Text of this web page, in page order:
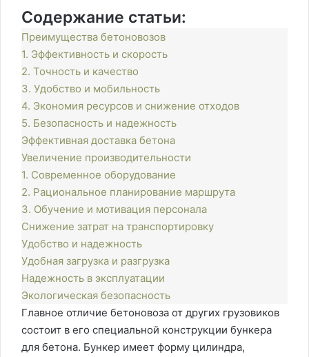
Содержание статьи:
Преимущества бетоновозов
1. Эффективность и скорость
2. Точность и качество
3. Удобство и мобильность
4. Экономия ресурсов и снижение отходов
5. Безопасность и надежность
Эффективная доставка бетона
Увеличение производительности
1. Современное оборудование
2. Рациональное планирование маршрута
3. Обучение и мотивация персонала
Снижение затрат на транспортировку
Удобство и надежность
Удобная загрузка и разгрузка
Надежность в эксплуатации
Экологическая безопасность
Главное отличие бетоновоза от других грузовиков
состоит в его специальной конструкции бункера
для бетона. Бункер имеет форму цилиндра,